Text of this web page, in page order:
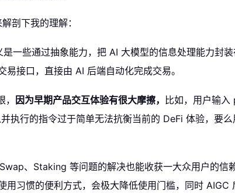
剖下我的理解：
是一些通过抽象能力，把 AI 大模型的信息处理能力封
接口，直接由 AI 后端自动化完成交易。
因为早期产品交互体验有很大摩擦， 比如，用户输入
执行的指令过于简单无法抗衡当前的 DeFi 体验，要
、Staking 等问题的解决也能收获一大众用户的信
习惯的便利方式，会极大降低使用门槛，同时